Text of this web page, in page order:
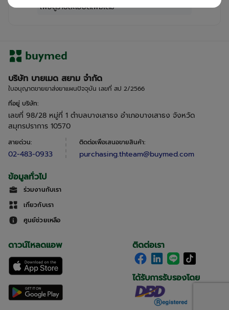
เพื่อดูรายละเอียดเพิ่มเติม
บริษัท บายเมด สยาม จำกัด
ใบอนุญาตขายยาส่งยาแผนปัจจุบัน เลขที่ สป 2/2566
ที่อยู่ บริษัท:
เลขที่ 98/28 หมู่ที่ 1 ตำบลบางเสาธง อำเภอบางเสาธง จังหวัด
สมุทรปราการ 10570
สายด่วน:
02-483-0933
ติดต่อเพื่อเสนอขายสินค้า:
purchasing.thteam@buymed.com
ข้อมูลทั่วไป
ร่วมงานกับเรา
เกี่ยวกับเรา
ศูนย์ช่วยเหลือ
ติดต่อเรา
ได้รับการรับรองโดย
ดาวน์โหลดแอพ